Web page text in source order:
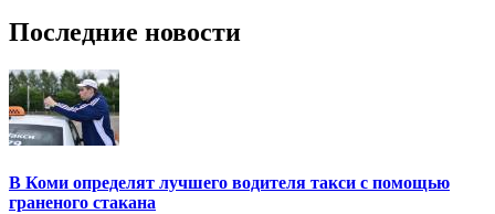
Последние новости
В Коми определят лучшего водителя такси с помощью
граненого стакана